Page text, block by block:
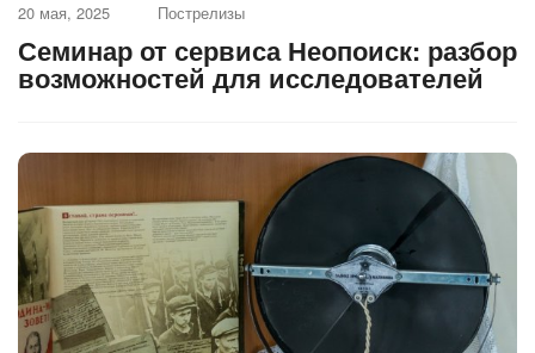
20 мая, 2025 Пострелизы
Семинар от сервиса Неопоиск: разбор
возможностей для исследователей